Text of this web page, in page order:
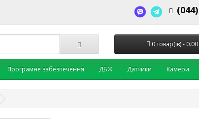
0 товар(ів) -
Програмне забезпечення ДБЖ Датчики Камери